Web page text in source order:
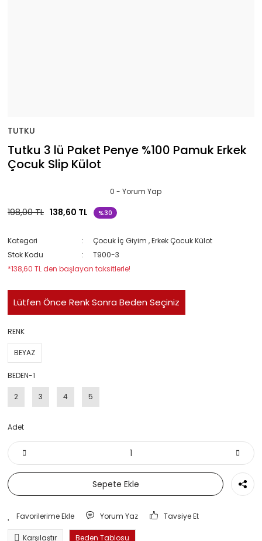
TUTKU
Tutku 3 lü Paket Penye %100 Pamuk Erkek
Çocuk Slip Külot
0 - Yorum Yap
198,00 TL 138,60 TL %30
Kategori Çocuk İç Giyim ,Erkek Çocuk Külot
Stok Kodu
T900-3
*138,60 TL den başlayan taksitlerle!
Lütfen Önce Renk Sonra Beden Seçiniz
RENK
BEYAZ
BEDEN-1
2 3 4 5
Adet
Sepete Ekle
Yorum Yaz Tavsiye Et
Karşılaştır Beden Tablosu